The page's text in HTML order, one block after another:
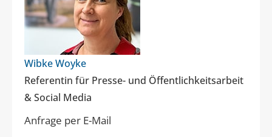
Wibke Woyke
Referentin für Presse- und Öffentlichkeitsarbeit
& Social Media
Anfrage per E-Mail